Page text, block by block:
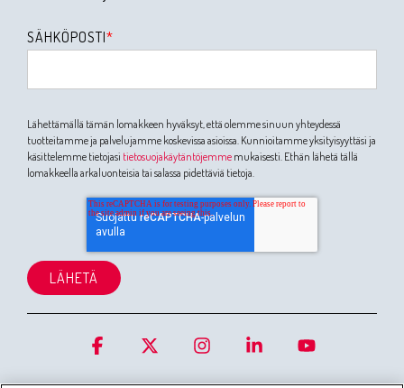
SÄHKÖPOSTI*
Lähettämällä tämän lomakkeen hyväksyt, että olemme sinuun yhteydessä
tuotteitamme ja palvelujamme koskevissa asioissa. Kunnioitamme yksityisyyttäsi ja
käsittelemme tietojasi tietosuojakäytäntöjemme mukaisesti. Ethän lähetä tällä
lomakkeella arkaluonteisia tai salassa pidettäviä tietoja.
Facebook Instagram Linkedin